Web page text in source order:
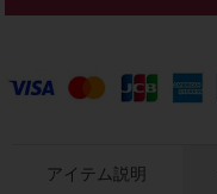
アイテム説明